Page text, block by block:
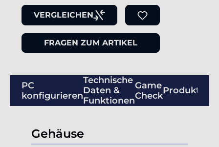
VERGLEICHEN
FRAGEN ZUM ARTIKEL
PC
konfigurieren
Technische
Daten &
Funktionen
Game
Check
Gehäuse